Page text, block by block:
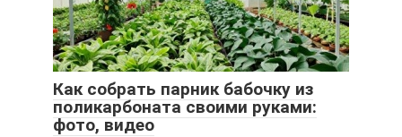
Как собрать парник бабочку из
поликарбоната своими руками:
фото, видео